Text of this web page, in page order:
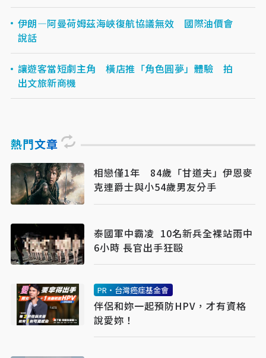
伊朗—阿曼荷姆茲海峽復航協議無效 國際油價會
說話
讓遊客當短劇主角 橫店推「角色圓夢」體驗 拍
出文旅新商機
熱門文章
相戀僅1年 84歲「甘道夫」伊恩麥
克連爵士與小54歲男友分手
泰國軍中霸凌 10名新兵全裸站雨中
6小時 長官出手狂毆
PR・台灣癌症基金會
伴侶和妳一起預防HPV，才有資格
說愛妳！